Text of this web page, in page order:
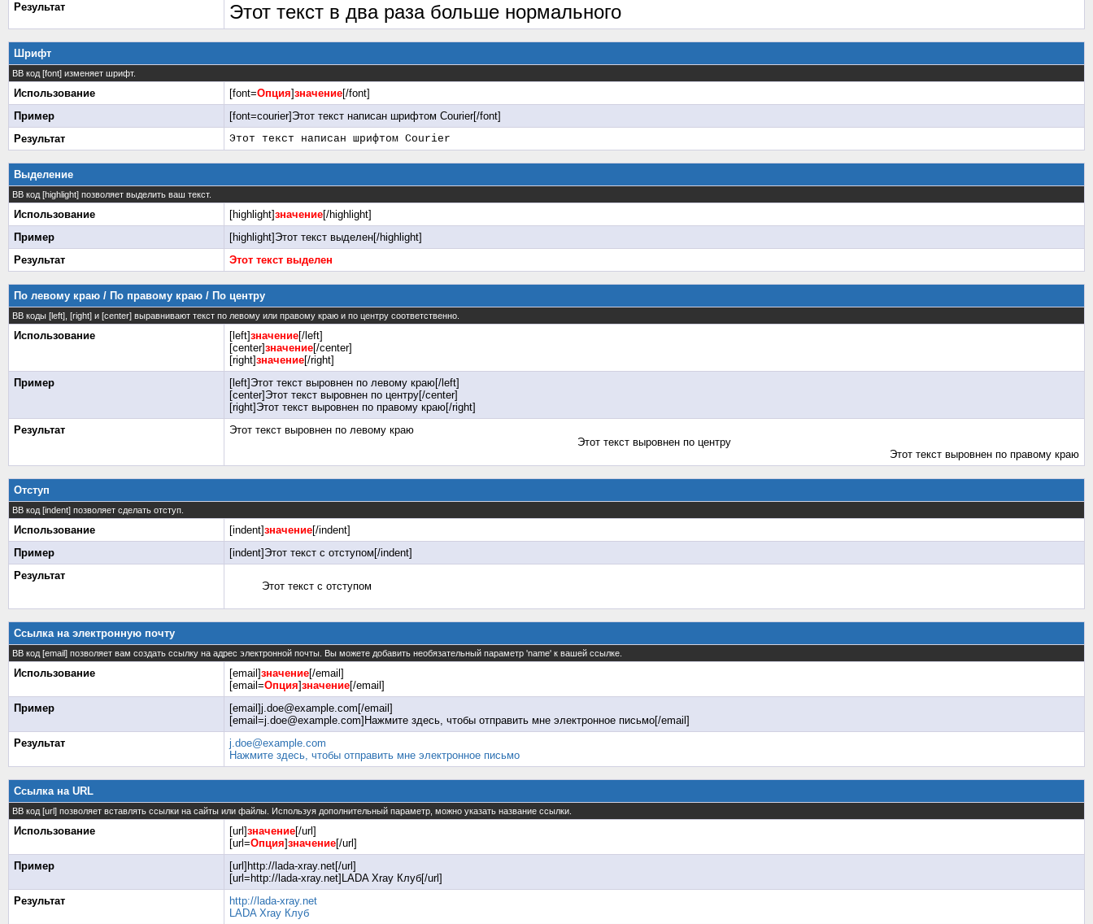
Результат
Этот текст в два раза больше нормального
Шрифт
BB код [font] изменяет шрифт.
Использование [font=Опция]значение[/font]
Пример
[font=courier]Этот текст написан шрифтом Courier[/font]
Результат
Этот текст написан шрифтом Courier
Выделение
BB код [highlight] позволяет выделить ваш текст.
Использование [highlight]значение[/highlight]
Пример
[highlight]Этот текст выделен[/highlight]
Результат
Этот текст выделен
По левому краю / По правому краю / По центру
BB коды [left], [right] и [center] выравнивают текст по левому или правому краю и по центру соответственно.
Использование [left]значение[/left]
[center]значение[/center]
[right]значение[/right]
Пример
[left]Этот текст выровнен по левому краю[/left]
[center]Этот текст выровнен по центру[/center]
[right]Этот текст выровнен по правому краю[/right]
Результат
Этот текст выровнен по левому краю
Этот текст выровнен по центру
Этот текст выровнен по правому краю
Отступ
BB код [indent] позволяет сделать отступ.
Использование [indent]значение[/indent]
Пример
[indent]Этот текст с отступом[/indent]
Результат
Этот текст с отступом
Ссылка на электронную почту
BB код [email] позволяет вам создать ссылку на адрес электронной почты. Вы можете добавить необязательный параметр 'name' к вашей ссылке.
Использование [email]значение[/email]
[email=Опция]значение[/email]
Пример
[email]j.doe@example.com[/email]
[email=j.doe@example.com]Нажмите здесь, чтобы отправить мне электронное письмо[/email]
Результат
j.doe@example.com
Нажмите здесь, чтобы отправить мне электронное письмо
Ссылка на URL
BB код [url] позволяет вставлять ссылки на сайты или файлы. Используя дополнительный параметр, можно указать название ссылки.
Использование [url]значение[/url]
[url=Опция]значение[/url]
Пример
[url]http://lada-xray.net[/url]
[url=http://lada-xray.net]LADA Xray Клуб[/url]
Результат
http://lada-xray.net
LADA Xray Клуб